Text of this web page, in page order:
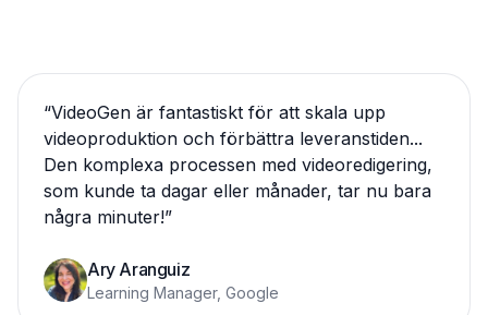
“VideoGen är fantastiskt för att skala upp
videoproduktion och förbättra leveranstiden...
Den komplexa processen med videoredigering,
som kunde ta dagar eller månader, tar nu bara
några minuter!”
Ary Aranguiz
Learning Manager, Google